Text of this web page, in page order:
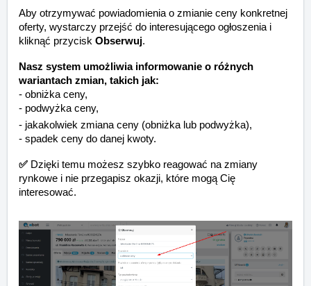
Aby otrzymywać powiadomienia o zmianie ceny konkretnej
oferty, wystarczy przejść do interesującego ogłoszenia i
kliknąć przycisk Obserwuj.
Nasz system umożliwia informowanie o różnych
wariantach zmian, takich jak:
- obniżka ceny,
- podwyżka ceny,
- jakakolwiek zmiana ceny (obniżka lub podwyżka),
- spadek ceny do danej kwoty.
✅ Dzięki temu możesz szybko reagować na zmiany
rynkowe i nie przegapisz okazji, które mogą Cię
interesować.